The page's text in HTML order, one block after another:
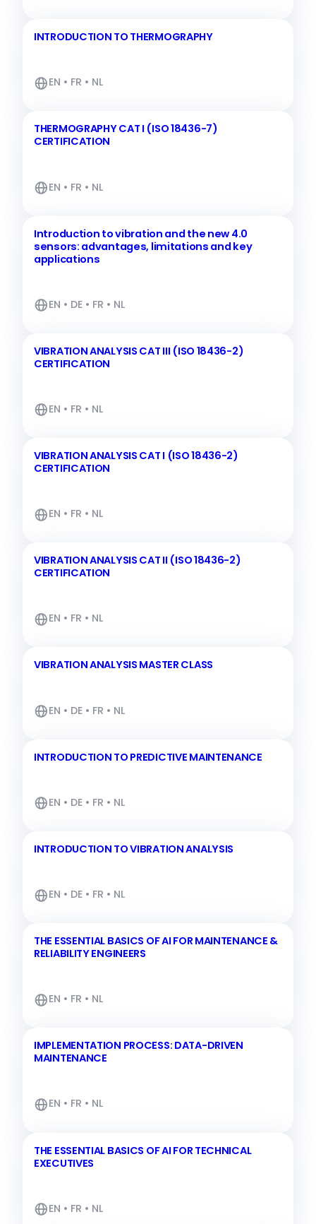
INTRODUCTION TO THERMOGRAPHY
EN • FR • NL
THERMOGRAPHY CAT I (ISO 18436-7)
CERTIFICATION
EN • FR • NL
Introduction to vibration and the new 4.0
sensors: advantages, limitations and key
applications
EN • DE • FR • NL
VIBRATION ANALYSIS CAT III (ISO 18436-2)
CERTIFICATION
EN • FR • NL
VIBRATION ANALYSIS CAT I (ISO 18436-2)
CERTIFICATION
EN • FR • NL
VIBRATION ANALYSIS CAT II (ISO 18436-2)
CERTIFICATION
EN • FR • NL
VIBRATION ANALYSIS MASTER CLASS
EN • DE • FR • NL
INTRODUCTION TO PREDICTIVE MAINTENANCE
EN • DE • FR • NL
INTRODUCTION TO VIBRATION ANALYSIS
EN • DE • FR • NL
THE ESSENTIAL BASICS OF AI FOR MAINTENANCE &
RELIABILITY ENGINEERS
EN • FR • NL
IMPLEMENTATION PROCESS: DATA-DRIVEN
MAINTENANCE
EN • FR • NL
THE ESSENTIAL BASICS OF AI FOR TECHNICAL
EXECUTIVES
EN • FR • NL